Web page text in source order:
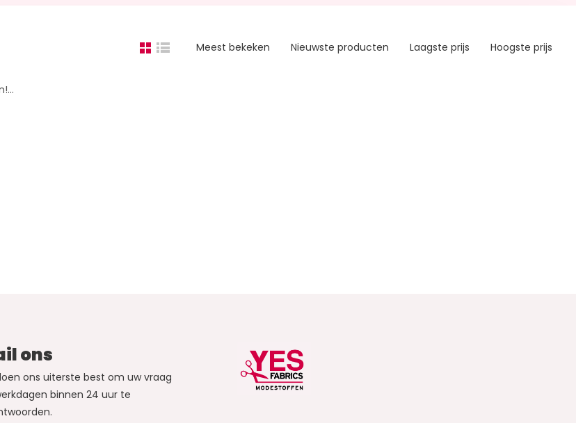
Meest bekeken Nieuwste producten Laagste prijs Hoogste prijs
ons
ons uiterste best om uw vraag
binnen 24 uur te